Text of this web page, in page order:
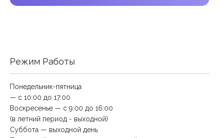
Режим Работы
Понедельник-пятница
— с 10:00 до 17:00
Воскресенье — с 9:00 до 16:00
(в летний период - выходной)
Суббота — выходной день